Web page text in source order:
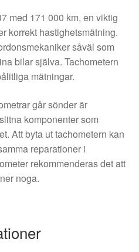
med 171 000 km, en viktig
korrekt hastighetsmätning.
såväl som
bilar själva. Tachometern
mätningar.
går sönder är
komponenter som
Att byta ut tachometern kan
reparationer i
rekommenderas det att
noga.